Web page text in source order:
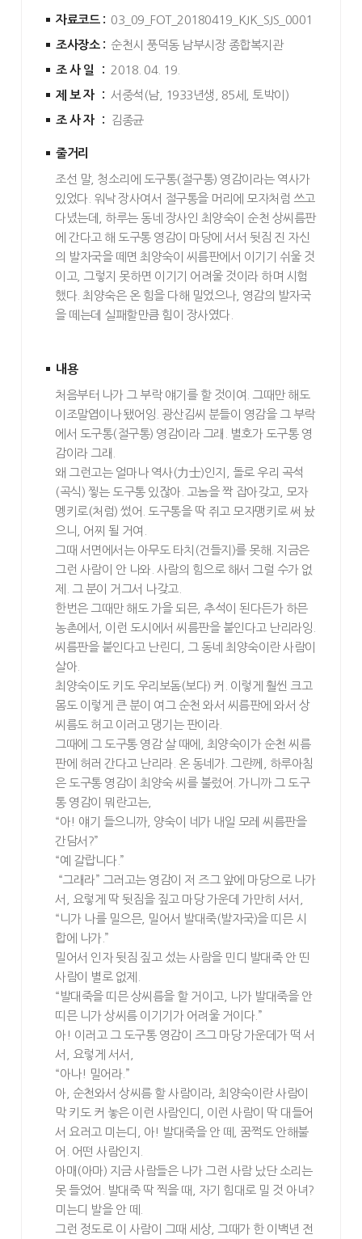
자료코드 : 03_09_FOT_20180419_KJK_SJS_0001
조사장소 : 순천시 풍덕동 남부시장 종합복지관
조사일 : 2018. 04. 19.
제보자 : 서중석(남, 1933년생, 85세, 토박이)
조사자 : 김종균
줄거리
조선 말, 청소리에 도구통(절구통) 영감이라는 역사가
있었다. 워낙 장사여서 절구통을 머리에 모자처럼 쓰고
다녔는데, 하루는 동네 장사인 최양숙이 순천 상씨름판
에 간다고 해 도구통 영감이 마당에 서서 뒷짐 진 자신
의 발자국을 떼면 최양숙이 씨름판에서 이기기 쉬울 것
이고, 그렇지 못하면 이기기 어려울 것이라 하며 시험
했다. 최양숙은 온 힘을 다해 밀었으나, 영감의 발자국
을 떼는데 실패할만큼 힘이 장사였다.
내용
처음부터 나가 그 부락 얘기를 할 것이여. 그때만 해도
이조말엽이나 됐어잉. 광산김씨 분들이 영감을 그 부락
에서 도구통(절구통) 영감이라 그래. 별호가 도구통 영
감이라 그래.
왜 그런고는 얼마나 역사(力士)인지, 돌로 우리 곡석
(곡식) 찧는 도구통 있잖아. 고놈을 짝 잡아갖고, 모자
멩키로(처럼) 썼어. 도구통을 딱 쥐고 모자맹키로 써 놨
으니, 어찌 될 거여.
그때 서면에서는 아무도 타치(건들지)를 못해. 지금은
그런 사람이 안 나와. 사람의 힘으로 해서 그럴 수가 없
제. 그 분이 거그서 나갖고.
한번은 그때만 해도 가을 되믄, 추석이 된다든가 하믄
농촌에서, 이런 도시에서 씨름판을 붙인다고 난리라잉.
씨름판을 붙인다고 난린디, 그 동네 최양숙이란 사람이
살아.
최양숙이도 키도 우리보돔(보다) 커. 이렇게 훨씬 크고
몸도 이렇게 큰 분이 여그 순천 와서 씨름판에 와서 상
씨름도 허고 이러고 댕기는 판이라.
그때에 그 도구통 영감 살 때에, 최양숙이가 순천 씨름
판에 허러 간다고 난리라. 온 동네가. 그란께, 하루아침
은 도구통 영감이 최양숙 씨를 불렀어. 가니까 그 도구
통 영감이 뭐란고는,
“아! 얘기 들으니까, 양숙이 네가 내일 모레 씨름판을
간담서?”
“예 갈랍니다.”
“그래라” 그러고는 영감이 저 즈그 앞에 마당으로 나가
서, 요렇게 딱 뒷짐을 짚고 마당 가운데 가만히 서서,
“니가 나를 밀으믄, 밀어서 발대죽(발자국)을 띠믄 시
합에 나가.”
밀어서 인자 뒷짐 짚고 섰는 사람을 민디 발대죽 안 띤
사람이 별로 없제.
“발대죽을 띠믄 상씨름을 할 거이고, 나가 발대죽을 안
띠믄 니가 상씨름 이기기가 어려울 거이다.”
아! 이러고 그 도구통 영감이 즈그 마당 가운데가 떡 서
서, 요렇게 서서,
“아나! 밀어라.”
아, 순천와서 상씨름 할 사람이라, 최양숙이란 사람이
막 키도 커 놓은 이런 사람인디, 이런 사람이 딱 대들어
서 요러고 미는디, 아! 발대죽을 안 떼, 꿈쩍도 안해불
어. 어떤 사람인지.
아매(아마) 지금 사람들은 나가 그런 사람 났단 소리는
못 들었어. 발대죽 딱 찍을 때, 자기 힘대로 밀 것 아녀?
미는디 발을 안 떼.
그런 정도로 이 사람이 그때 세상, 그때가 한 이백년 전